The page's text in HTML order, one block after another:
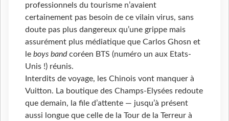
professionnels du tourisme n’avaient
certainement pas besoin de ce vilain virus, sans
doute pas plus dangereux qu’une grippe mais
assurément plus médiatique que Carlos Ghosn et
le boys bandcoréen BTS (numéro un aux Etats-
Unis !) réunis.
Interdits de voyage, les Chinois vont manquer à
Vuitton. La boutique des Champs-Elysées redoute
que demain, la file d’attente — jusqu’à présent
aussi longue que celle de la Tour de la Terreur à